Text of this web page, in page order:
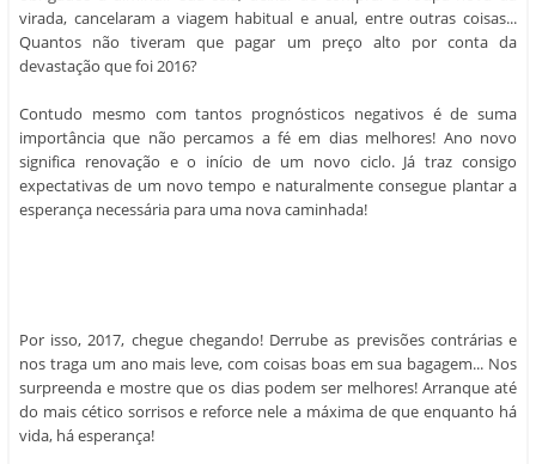
virada, cancelaram a viagem habitual e anual, entre outras coisas...
Quantos não tiveram que pagar um preço alto por conta da
devastação que foi 2016?
Contudo mesmo com tantos prognósticos negativos é de suma
importância que não percamos a fé em dias melhores! Ano novo
significa renovação e o início de um novo ciclo. Já traz consigo
expectativas de um novo tempo e naturalmente consegue plantar a
esperança necessária para uma nova caminhada!
Por isso, 2017, chegue chegando! Derrube as previsões contrárias e
nos traga um ano mais leve, com coisas boas em sua bagagem... Nos
surpreenda e mostre que os dias podem ser melhores! Arranque até
do mais cético sorrisos e reforce nele a máxima de que enquanto há
vida, há esperança!